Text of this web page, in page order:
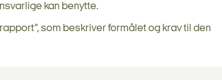
kan benytte.
som beskriver formålet og krav til den